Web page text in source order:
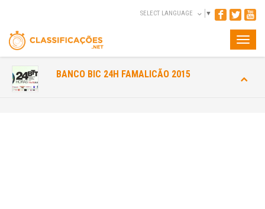
Toggle
SELECT LANGUAGE ▼
BANCO BIC 24H FAMALICÃO 2015